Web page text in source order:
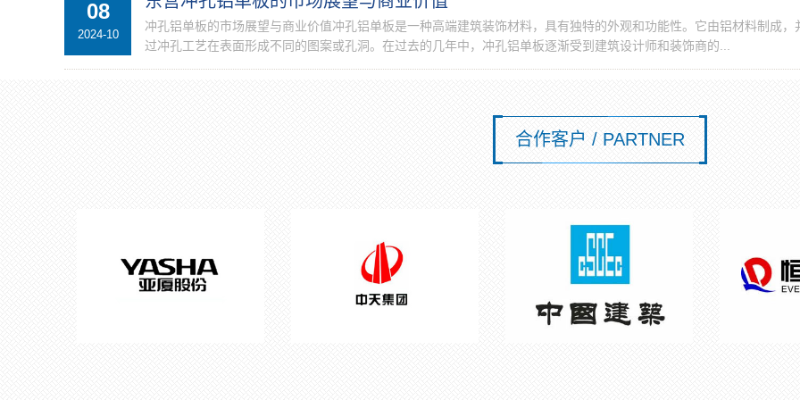
08
2024-10
冲孔铝单板的市场展望与商业价值冲孔铝单板是一种高端建筑装饰材料，具有独特的外观和功能性。它由铝材料制成，
过冲孔工艺在表面形成不同的图案或孔洞。在过去的几年中，冲孔铝单板逐渐受到建筑设计师和装饰商的...
合作客户 / PARTNER